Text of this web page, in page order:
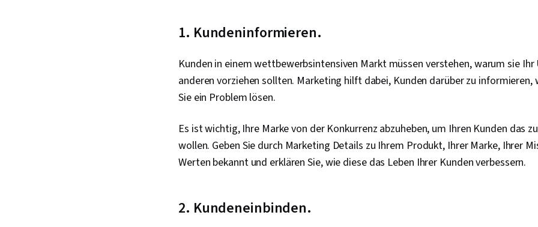
Verwaltung,
Webanalyse
Planung,
1. Kundeninformieren.
Kunden in einem wettbewerbsintensiven Markt müssen verstehen, warum sie
anderen vorziehen sollten. Marketing hilft dabei, Kunden darüber zu informieren,
Sie ein Problem lösen.
Es ist wichtig, Ihre Marke von der Konkurrenz abzuheben, um Ihren Kunden das
wollen. Geben Sie durch Marketing Details zu Ihrem Produkt, Ihrer Marke, Ihrer
Werten bekannt und erklären Sie, wie diese das Leben Ihrer Kunden verbessern.
2. Kundeneinbinden.